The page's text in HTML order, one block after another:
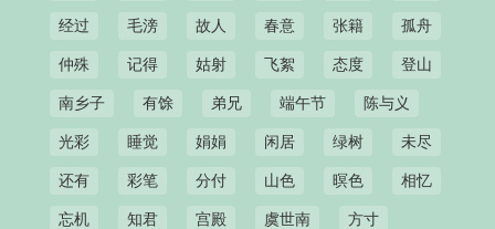
经过 毛滂 故人 春意 张籍 孤舟
仲殊 记得 姑射 飞絮 态度 登山
南乡子 有馀 弟兄 端午节 陈与义
光彩 睡觉 娟娟 闲居 绿树 未尽
还有 彩笔 分付 山色 暝色 相忆
忘机 知君 宫殿 虞世南 方寸